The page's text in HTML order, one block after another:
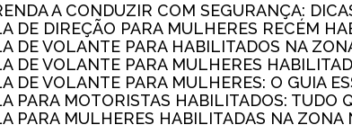
A CONDUZIR COM SEGURANÇA:
DE DIREÇÃO PARA MULHERES RECÉM
DE VOLANTE PARA HABILITADOS NA
DE VOLANTE PARA MULHERES
DE VOLANTE PARA MULHERES: O GUIA
PARA MOTORISTAS HABILITADOS: TUDO
PARA MULHERES HABILITADAS NA